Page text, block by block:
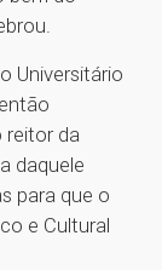
Universitário
reitor da
daquele
para que o
e Cultural